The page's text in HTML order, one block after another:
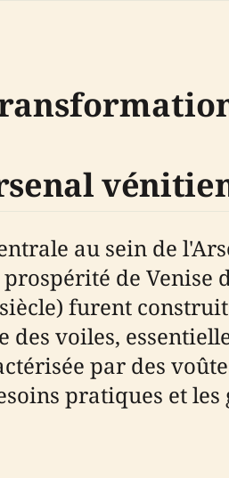
au sein de
de Venise
furent
voiles,
par des
pratiques et